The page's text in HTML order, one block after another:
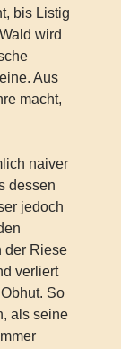
bis Listig
wird
Aus
macht,
naiver
dessen
jedoch
der Riese
verliert
So
als seine